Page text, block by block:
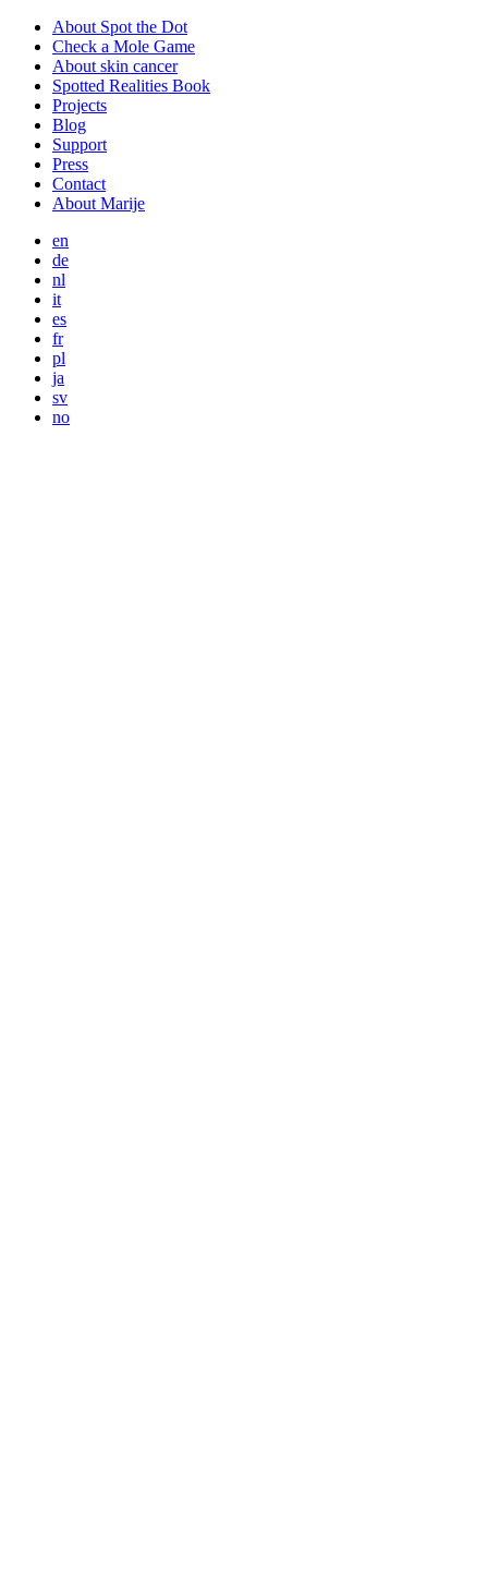
About Spot the Dot
Check a Mole Game
About skin cancer
Spotted Realities Book
Projects
Blog
Support
Press
Contact
About Marije
en
de
nl
it
es
fr
pl
ja
sv
no